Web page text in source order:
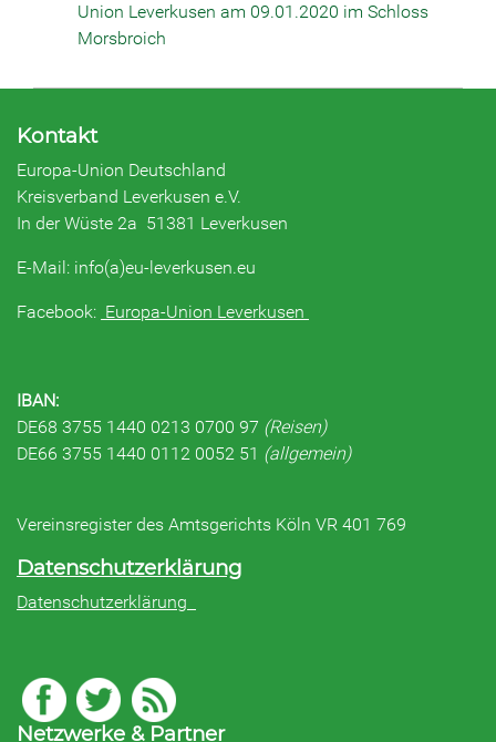
Union Leverkusen am 09.01.2020 im Schloss
Morsbroich
Kontakt
Europa-Union Deutschland
Kreisverband Leverkusen e.V.
In der Wüste 2a 51381 Leverkusen
E-Mail: info(a)eu-leverkusen.eu
Facebook: Europa-Union Leverkusen
IBAN:
DE68 3755 1440 0213 0700 97 (Reisen)
DE66 3755 1440 0112 0052 51 (allgemein)
Vereinsregister des Amtsgerichts Köln VR 401 769
Datenschutzerklärung
Datenschutzerklärung
Netzwerke & Partner